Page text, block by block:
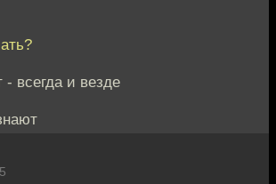
- всегда и везде